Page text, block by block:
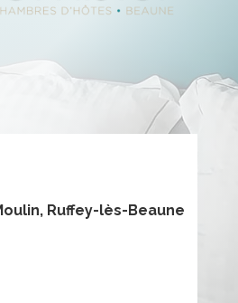
Ruffey-lès-Beaune